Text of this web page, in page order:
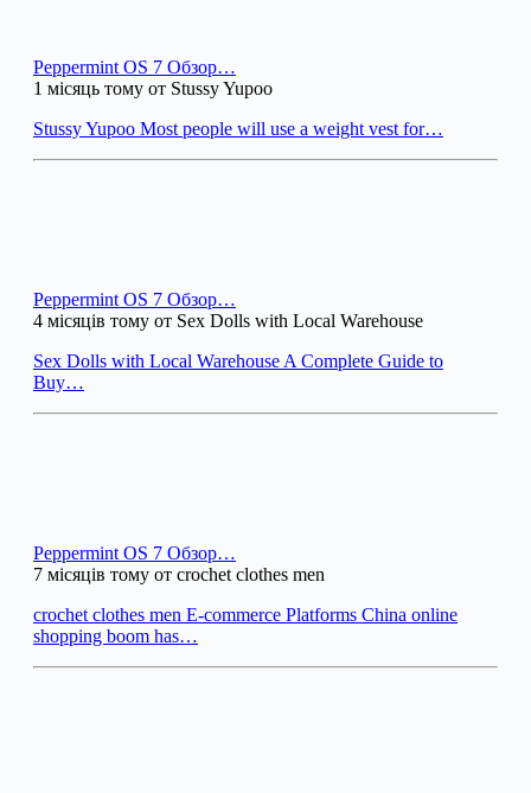
Peppermint OS 7 Обзор…
1 місяць тому от Stussy Yupoo
Stussy Yupoo Most people will use a weight vest for…
Peppermint OS 7 Обзор…
4 місяців тому от Sex Dolls with Local Warehouse
Sex Dolls with Local Warehouse A Complete Guide to
Buy…
Peppermint OS 7 Обзор…
7 місяців тому от crochet clothes men
crochet clothes men E-commerce Platforms China online
shopping boom has…